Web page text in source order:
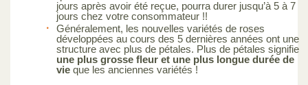
jours après avoir été reçue, pourra durer jusqu’à 5 à 7
jours chez votre consommateur !!
Généralement, les nouvelles variétés de roses
développées au cours des 5 dernières années ont une
structure avec plus de pétales. Plus de pétales signifie
une plus grosse fleur et une plus longue durée de
vie que les anciennes variétés !